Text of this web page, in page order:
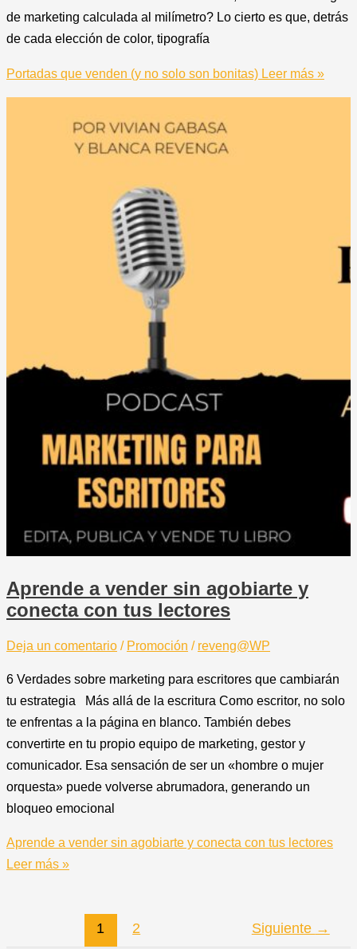
de marketing calculada al milímetro? Lo cierto es que, detrás
de cada elección de color, tipografía
Portadas que venden (y no solo son bonitas) Leer más »
Aprende a vender sin agobiarte y
conecta con tus lectores
Deja un comentario / Promoción / reveng@WP
6 Verdades sobre marketing para escritores que cambiarán
tu estrategia Más allá de la escritura Como escritor, no solo
te enfrentas a la página en blanco. También debes
convertirte en tu propio equipo de marketing, gestor y
comunicador. Esa sensación de ser un «hombre o mujer
orquesta» puede volverse abrumadora, generando un
bloqueo emocional
Aprende a vender sin agobiarte y conecta con tus lectores
Leer más »
1 2 Siguiente →